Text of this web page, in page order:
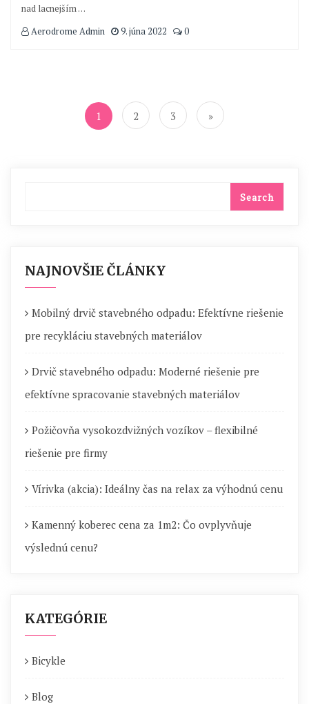
nad lacnejším…
Aerodrome Admin
9. júna 2022 0
v
článkoch
1 2 3 »
NAJNOVŠIE ČLÁNKY
Mobilný drvič stavebného odpadu: Efektívne riešenie
pre recykláciu stavebných materiálov
Drvič stavebného odpadu: Moderné riešenie pre
efektívne spracovanie stavebných materiálov
Požičovňa vysokozdvižných vozíkov – flexibilné
riešenie pre firmy
Vírivka (akcia): Ideálny čas na relax za výhodnú cenu
Kamenný koberec cena za 1m2: Čo ovplyvňuje
výslednú cenu?
KATEGÓRIE
Bicykle
Blog